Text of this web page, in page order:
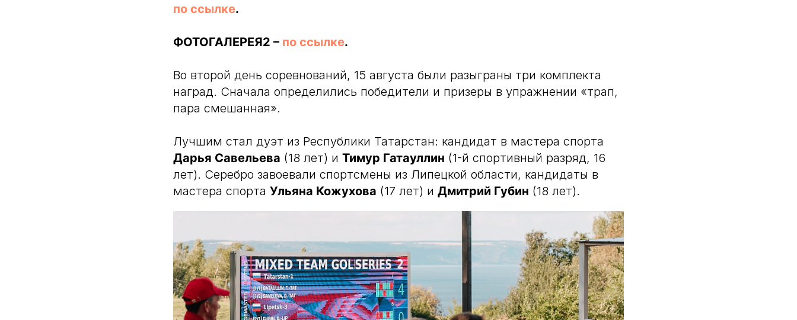
по ссылке.
ФОТОГАЛЕРЕЯ2 – по ссылке.
Во второй день соревнований, 15 августа были разыграны три комплекта
наград. Сначала определились победители и призеры в упражнении «трап,
пара смешанная».
Лучшим стал дуэт из Республики Татарстан: кандидат в мастера спорта
Дарья Савельева (18 лет) и Тимур Гатауллин (1-й спортивный разряд, 16
лет). Серебро завоевали спортсмены из Липецкой области, кандидаты в
мастера спорта Ульяна Кожухова (17 лет) и Дмитрий Губин (18 лет).